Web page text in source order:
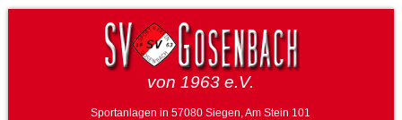
von 1963 e.V.
Sportanlagen in 57080 Siegen, Am Stein 101